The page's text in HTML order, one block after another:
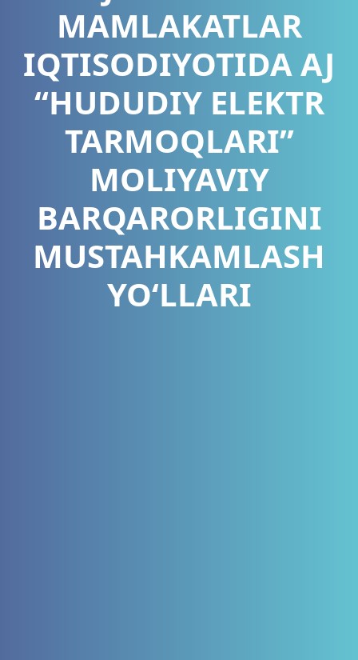
MAMLAKATLAR
IQTISODIYOTIDA AJ
“HUDUDIY ELEKTR
TARMOQLARI”
MOLIYAVIY
BARQARORLIGINI
MUSTAHKAMLASH
YO‘LLARI